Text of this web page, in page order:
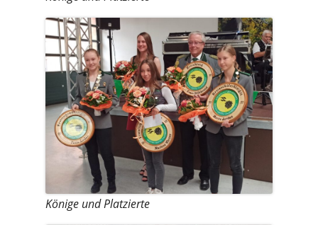
Könige und Platzierte